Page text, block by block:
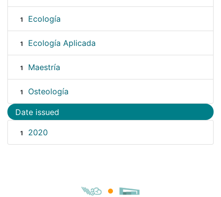
1 Ecología
1 Ecología Aplicada
1 Maestría
1 Osteología
Date issued
1 2020